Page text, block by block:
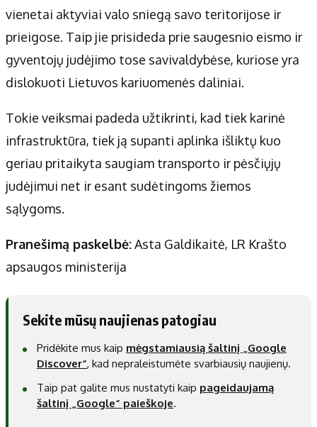
vienetai aktyviai valo sniegą savo teritorijose ir
prieigose. Taip jie prisideda prie saugesnio eismo ir
gyventojų judėjimo tose savivaldybėse, kuriose yra
dislokuoti Lietuvos kariuomenės daliniai.
Tokie veiksmai padeda užtikrinti, kad tiek karinė
infrastruktūra, tiek ją supanti aplinka išliktų kuo
geriau pritaikyta saugiam transporto ir pėsčiųjų
judėjimui net ir esant sudėtingoms žiemos
sąlygoms.
Pranešimą paskelbė:Asta Galdikaitė, LR Krašto
apsaugos ministerija
Sekite mūsų naujienas patogiau
Pridėkite mus kaip mėgstamiausią šaltinį „Google
Discover“, kad nepraleistumėte svarbiausių naujienų.
Taip pat galite mus nustatyti kaip pageidaujamą
šaltinį „Google“ paieškoje.